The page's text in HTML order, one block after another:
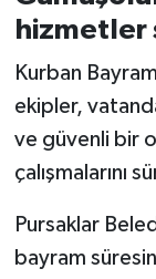
hizmetler
Kurban
ekipler,
ve güvenli bir
çalışmalarını
Pursaklar
bayram